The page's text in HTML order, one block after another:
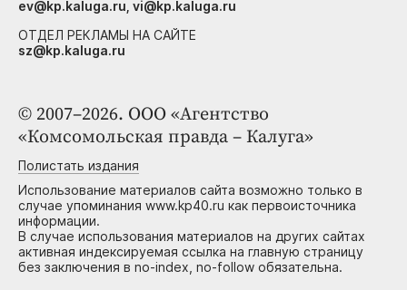
© 2007–2026. ООО «Агентство
«Комсомольская правда – Калуга»
Полистать издания
Использование материалов сайта возможно только в
случае упоминания www.kp40.ru как первоисточника
информации.
В случае использования материалов на других сайтах
активная индексируемая ссылка на главную страницу
без заключения в no-index, no-follow обязательна.
ev@kp.kaluga.ru, vi@kp.kaluga.ru
ОТДЕЛ РЕКЛАМЫ НА САЙТЕ
sz@kp.kaluga.ru